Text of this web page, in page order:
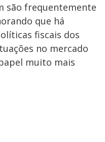
são frequentemente
que há
fiscais dos
no mercado
muito mais